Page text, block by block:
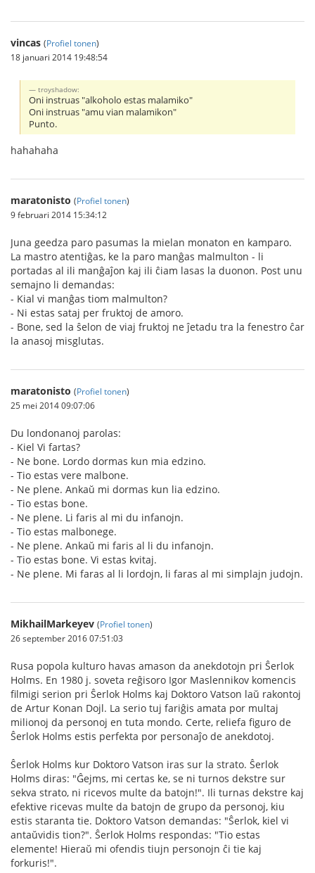
vincas (Profiel tonen)
18 januari 2014 19:48:54
troyshadow:
Oni instruas "alkoholo estas malamiko"
Oni instruas "amu vian malamikon"
Punto.
hahahaha
maratonisto (Profiel tonen)
9 februari 2014 15:34:12
Juna geedza paro pasumas la mielan monaton en kamparo.
La mastro atentiĝas, ke la paro manĝas malmulton - li
portadas al ili manĝaĵon kaj ili ĉiam lasas la duonon. Post unu
semajno li demandas:
- Kial vi manĝas tiom malmulton?
- Ni estas sataj per fruktoj de amoro.
- Bone, sed la ŝelon de viaj fruktoj ne ĵetadu tra la fenestro ĉar
la anasoj misglutas.
maratonisto (Profiel tonen)
25 mei 2014 09:07:06
Du londonanoj parolas:
- Kiel Vi fartas?
- Ne bone. Lordo dormas kun mia edzino.
- Tio estas vere malbone.
- Ne plene. Ankaŭ mi dormas kun lia edzino.
- Tio estas bone.
- Ne plene. Li faris al mi du infanojn.
- Tio estas malbonege.
- Ne plene. Ankaŭ mi faris al li du infanojn.
- Tio estas bone. Vi estas kvitaj.
- Ne plene. Mi faras al li lordojn, li faras al mi simplajn judojn.
MikhailMarkeyev (Profiel tonen)
26 september 2016 07:51:03
Rusa popola kulturo havas amason da anekdotojn pri Ŝerlok
Holms. En 1980 j. soveta reĝisoro Igor Maslennikov komencis
filmigi serion pri Ŝerlok Holms kaj Doktoro Vatson laŭ rakontoj
de Artur Konan Dojl. La serio tuj fariĝis amata por multaj
milionoj da personoj en tuta mondo. Certe, reliefa figuro de
Ŝerlok Holms estis perfekta por personaĵo de anekdotoj.
Ŝerlok Holms kur Doktoro Vatson iras sur la strato. Ŝerlok
Holms diras: "Ĝejms, mi certas ke, se ni turnos dekstre sur
sekva strato, ni ricevos multe da batojn!". Ili turnas dekstre kaj
efektive ricevas multe da batojn de grupo da personoj, kiu
estis staranta tie. Doktoro Vatson demandas: "Ŝerlok, kiel vi
antaŭvidis tion?". Ŝerlok Holms respondas: "Tio estas
elemente! Hieraŭ mi ofendis tiujn personojn ĉi tie kaj
forkuris!".